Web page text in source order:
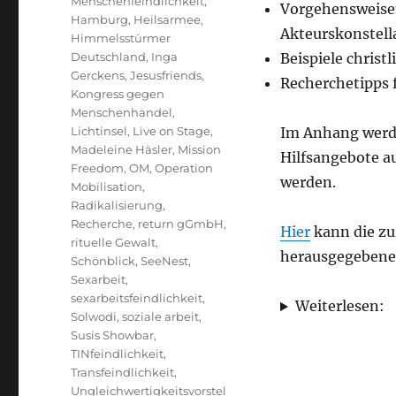
Beispiele
Recherchetipps
Im Anhang
Hilfsangebote
werden.
Hierkann die
Weiterlesen:
Hamburg, Heilsarmee,
Himmelsstürmer
Deutschland, Inga
Gerckens,Jesusfriends,
Kongress gegen
Menschenhandel,
Lichtinsel, Live on Stage,
Madeleine Häsler, Mission
Freedom,OM,Operation
Mobilisation,
Radikalisierung,
Recherche, return gGmbH,
rituelle Gewalt,
Schönblick,SeeNest,
Sexarbeit,
sexarbeitsfeindlichkeit,
Solwodi,soziale arbeit,
Susis Showbar,
TINfeindlichkeit,
Transfeindlichkeit,
Ungleichwertigkeitsvorstel